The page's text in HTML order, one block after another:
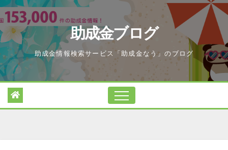
Skip
to
content
助成金ブログ
助成金情報検索サービス「助成金なう」のブログ